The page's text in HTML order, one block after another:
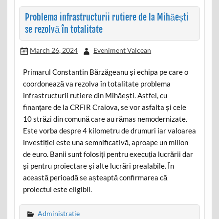
Problema infrastructurii rutiere de la Mihăești
se rezolvă în totalitate
March 26, 2024 Eveniment Valcean
Primarul Constantin Bărzăgeanu și echipa pe care o
coordonează va rezolva în totalitate problema
infrastructurii rutiere din Mihăești. Astfel, cu
finanțare de la CRFIR Craiova, se vor asfalta și cele
10 străzi din comună care au rămas nemodernizate.
Este vorba despre 4 kilometru de drumuri iar valoarea
investiției este una semnificativă, aproape un milion
de euro. Banii sunt folosiți pentru execuția lucrării dar
și pentru proiectare și alte lucrări prealabile. În
această perioadă se așteaptă confirmarea că
proiectul este eligibil.
Administratie